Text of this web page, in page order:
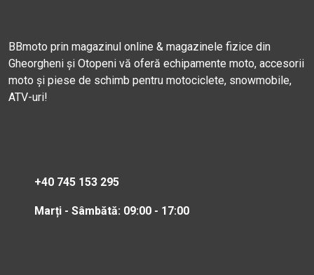
BBmoto prin magazinul online & magazinele fizice din
Gheorgheni și Otopeni vă oferă echipamente moto, accesorii
moto și piese de schimb pentru motociclete, snowmobile,
ATV-uri!
+40 745 153 295
Marți - Sâmbătă: 09:00 - 17:00